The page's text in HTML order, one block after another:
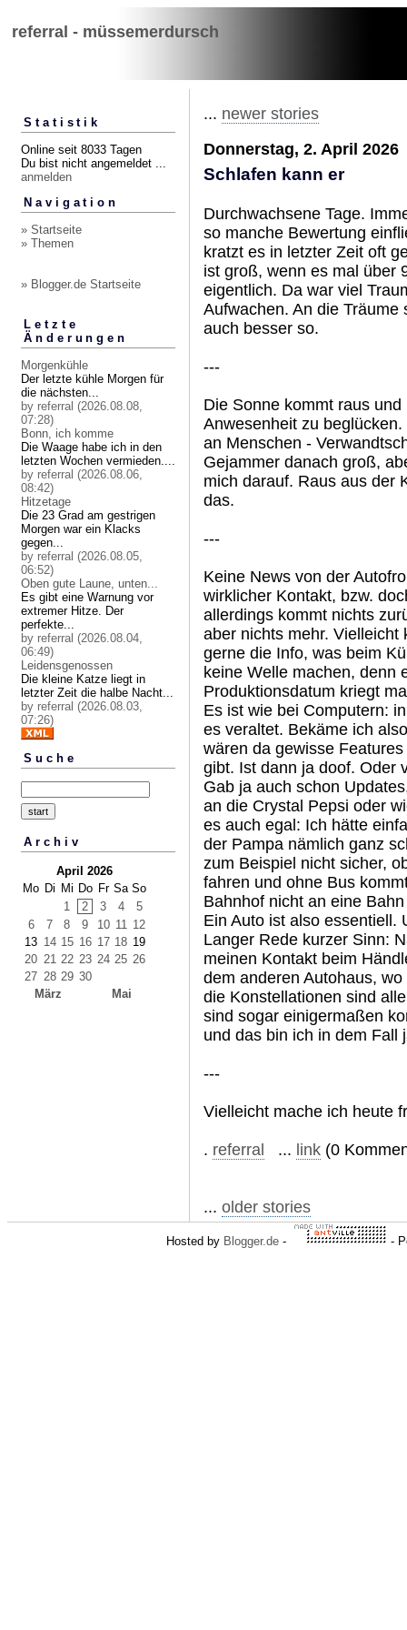
referral - müssemerdursch
Statistik
Online seit 8033 Tagen
Du bist nicht angemeldet ...
anmelden
Navigation
» Startseite
» Themen
» Blogger.de Startseite
Letzte
Änderungen
Morgenkühle
Der letzte kühle Morgen für
die nächsten...
by referral (2026.08.08,
07:28)
Bonn, ich komme
Die Waage habe ich in den
letzten Wochen vermieden....
by referral (2026.08.06,
08:42)
Hitzetage
Die 23 Grad am gestrigen
Morgen war ein Klacks
gegen...
by referral (2026.08.05,
06:52)
Oben gute Laune, unten...
Es gibt eine Warnung vor
extremer Hitze. Der
perfekte...
by referral (2026.08.04,
06:49)
Leidensgenossen
Die kleine Katze liegt in
letzter Zeit die halbe Nacht...
by referral (2026.08.03,
07:26)
Suche
Archiv
April 2026
Mo Di Mi Do Fr Sa So
1
2 3 4
5
6
7 8 9 10 11
12
13 14 15 16 17 18 19
20 21 22 23 24 25 26
27 28 29 30
März
Mai
... newer stories
Donnerstag, 2. April 2026
Schlafen kann er
Durchwachsene Tage.
so manche Bewertung
kratzt es in letzter Zeit oft
ist groß, wenn es mal über
eigentlich. Da war viel
Aufwachen. An die
auch besser so.
---
Die Sonne kommt raus
Anwesenheit zu
an Menschen -
Gejammer danach groß,
mich darauf. Raus aus der
das.
---
Keine News von der
wirklicher Kontakt, bzw.
allerdings kommt nichts
aber nichts mehr.
gerne die Info, was beim
keine Welle machen, denn
Produktionsdatum kriegt
Es ist wie bei Computern:
es veraltet. Bekäme ich
wären da gewisse
gibt. Ist dann ja doof. Oder
Gab ja auch schon
an die Crystal Pepsi oder
es auch egal: Ich hätte
der Pampa nämlich ganz
zum Beispiel nicht sicher,
fahren und ohne Bus
Bahnhof nicht an eine
Ein Auto ist also essentiell.
Langer Rede kurzer Sinn:
meinen Kontakt beim
dem anderen Autohaus,
die Konstellationen sind
sind sogar einigermaßen
und das bin ich in dem Fall
---
Vielleicht mache ich heute
. referral ... link (0
... older stories
Hosted by Blogger.de- -